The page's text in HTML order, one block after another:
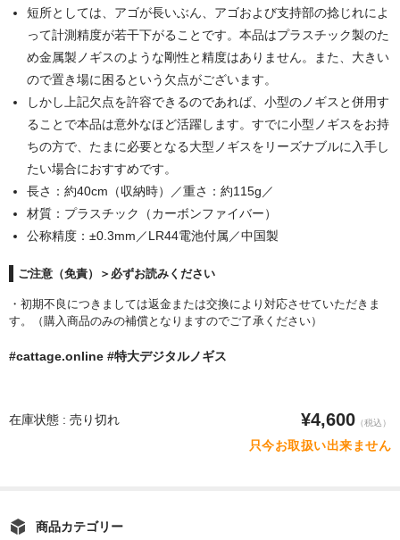
ライト照明
工具
電流電圧計
シリンジ・シリンダ
量り
水平器
アウトドア・ホビー
車・バイク
大工・ガレージ
短所としては、アゴが長いぶん、アゴおよび支持部の捻じれによ
って計測精度が若干下がることです。本品はプラスチック製のた
め金属製ノギスのような剛性と精度はありません。また、大きい
ので置き場に困るという欠点がございます。
しかし上記欠点を許容できるのであれば、小型のノギスと併用す
ることで本品は意外なほど活躍します。すでに小型ノギスをお持
ちの方で、たまに必要となる大型ノギスをリーズナブルに入手し
たい場合におすすめです。
長さ：約40cm（収納時）／重さ：約115g／
材質：プラスチック（カーボンファイバー）
公称精度：±0.3mm／LR44電池付属／中国製
ご注意（免責）＞必ずお読みください
・初期不良につきましては返金または交換により対応させていただきま
す。（購入商品のみの補償となりますのでご了承ください）
#cattage.online #特大デジタルノギス
在庫状態 : 売り切れ ¥4,600 （税込）
只今お取扱い出来ません
商品カテゴリー